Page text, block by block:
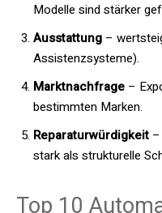
Modelle sind stärker
Ausstattung –
Assistenzsysteme).
Marktnachfrage –
bestimmten Marken.
Reparaturwürdigkeit
stark als strukturelle
Top 10